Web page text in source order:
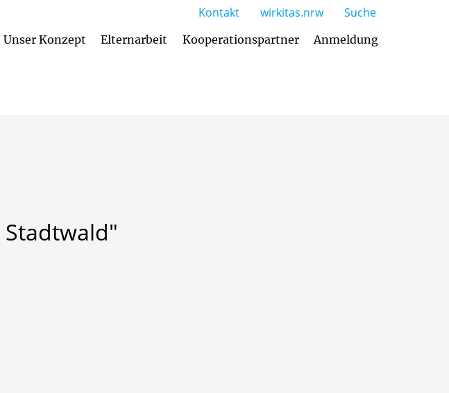
Unser Konzept Elternarbeit Kooperationspartner Anmeldung
Kontakt wirkitas.nrw Suche
Stadtwald"